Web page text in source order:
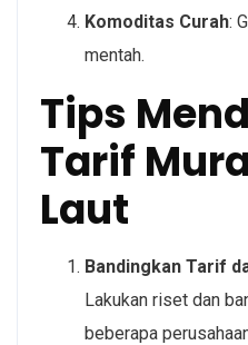
Komoditas Curah:
mentah.
Tips
Tarif
Laut
Bandingkan Tarif
Lakukan riset dan
beberapa